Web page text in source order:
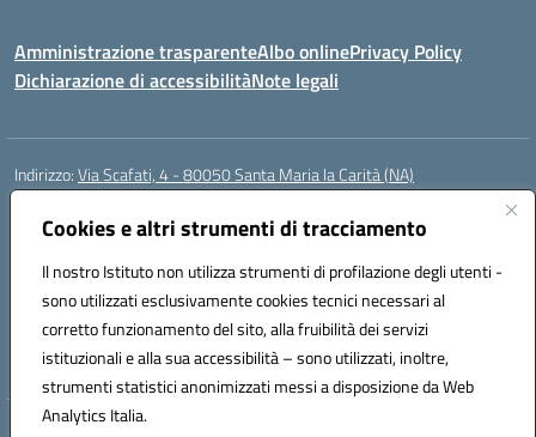
Cookies e altri strumenti di tracciamento
Il nostro Istituto non utilizza strumenti di profilazione degli utenti -
sono utilizzati esclusivamente cookies tecnici necessari al
corretto funzionamento del sito, alla fruibilità dei servizi
istituzionali e alla sua accessibilità – sono utilizzati, inoltre,
strumenti statistici anonimizzati messi a disposizione da Web
Analytics Italia.
Amministrazione trasparenteAlbo onlinePrivacy Policy
Dichiarazione di accessibilitàNote legali
Indirizzo:Via Scafati, 4 - 80050 Santa Maria la Carità (NA)
Centralino:
Posta elettronica certificata (PEC):NAEE21900T@pec.istruzione.it
Codice fiscale: 90016250632
Codice meccanografico:NAEE21900T
Codice Indice delle Pubbliche Amministrazioni (IPA): istsc_naee21900t
Codice unico di fatturazione (CUF): UFZ0X6